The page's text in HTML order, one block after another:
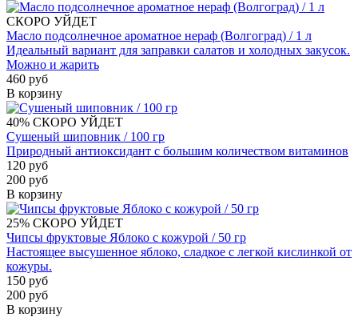
СКОРО УЙДЕТ
Масло подсолнечное ароматное нераф (Волгоград) / 1 л
Идеальный вариант для заправки салатов и холодных закусок.
Можно и жарить
460 руб
В корзину
40% СКОРО УЙДЕТ
Сушеный шиповник / 100 гр
Природный антиоксидант с большим количеством витаминов
120 руб
200 руб
В корзину
25% СКОРО УЙДЕТ
Чипсы фруктовые Яблоко с кожурой / 50 гр
Настоящее высушенное яблоко, сладкое с легкой кислинкой от
кожуры.
150 руб
200 руб
В корзину